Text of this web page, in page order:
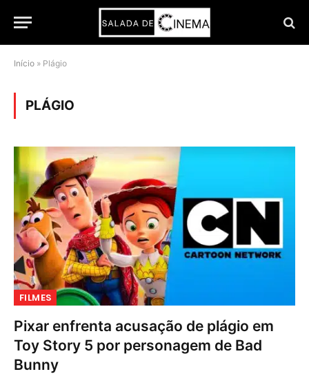
Início » Plágio
PLÁGIO
FILMES
Pixar enfrenta acusação de plágio em
Toy Story 5 por personagem de Bad
Bunny